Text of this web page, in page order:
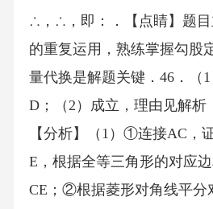
∴，∴，即：．【点睛】题
的重复运用，熟练掌握勾股
量代换是解题关键．46．（
D；（2）成立，理由见解析
【分析】（1）①连接AC
E，根据全等三角形的对应
CE；②根据菱形对角线平分